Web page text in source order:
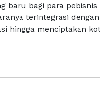
baru bagi para pebisnis
terintegrasi
hingga menciptakan